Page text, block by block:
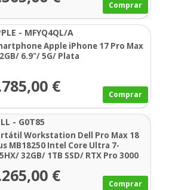
Comprar
- MFYQ4QL/A
Apple iPhone 17 Pro Max
6.9"/ 5G/ Plata
€ Comprar
- G0T85
Workstation Dell Pro Max 18
MB18250 Intel Core Ultra 7-
32GB/ 1TB SSD/ RTX Pro 3000
€ Comprar